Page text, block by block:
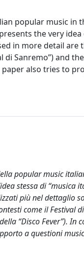
popular music in
the very idea
in more detail are
Sanremo”) and the
paper also tries to
popular music
stessa di “musica
più nel dettaglio
come il Festival
“Disco Fever”). In
a questioni